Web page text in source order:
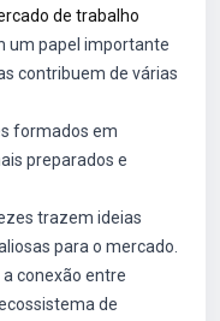
de trabalho
um papel importante
contribuem de várias
formados em
preparados e
trazem ideias
para o mercado.
conexão entre
de